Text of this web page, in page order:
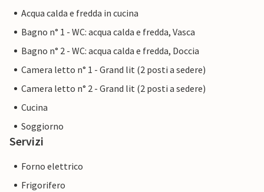
Acqua calda e fredda in cucina
Bagno n° 1 - WC: acqua calda e fredda, Vasca
Bagno n° 2 - WC: acqua calda e fredda, Doccia
Camera letto n° 1 - Grand lit (2 posti a sedere)
Camera letto n° 2 - Grand lit (2 posti a sedere)
Cucina
Soggiorno
Servizi
Forno elettrico
Frigorifero